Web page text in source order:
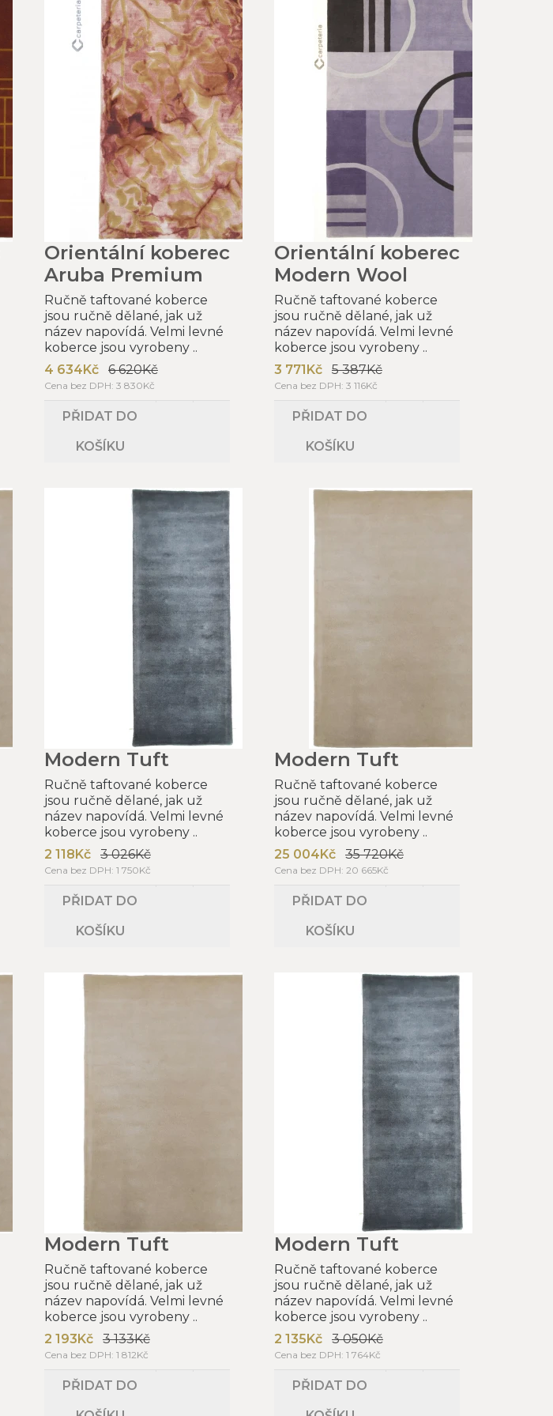
Orientální koberec
Aruba Premium
Ručně taftované koberce
jsou ručně dělané, jak už
název napovídá. Velmi levné
koberce jsou vyrobeny ..
4 634Kč
6 620Kč
Cena bez DPH: 3 830Kč
PŘIDAT DO
KOŠÍKU
Orientální koberec
Modern Wool
Ručně taftované koberce
jsou ručně dělané, jak už
název napovídá. Velmi levné
koberce jsou vyrobeny ..
3 771Kč
5 387Kč
Cena bez DPH: 3 116Kč
PŘIDAT DO
KOŠÍKU
Modern Tuft
Ručně taftované koberce
jsou ručně dělané, jak už
název napovídá. Velmi levné
koberce jsou vyrobeny ..
2 118Kč
3 026Kč
Cena bez DPH: 1 750Kč
PŘIDAT DO
KOŠÍKU
Modern Tuft
Ručně taftované koberce
jsou ručně dělané, jak už
název napovídá. Velmi levné
koberce jsou vyrobeny ..
25 004Kč
35 720Kč
Cena bez DPH: 20 665Kč
PŘIDAT DO
KOŠÍKU
Modern Tuft
Ručně taftované koberce
jsou ručně dělané, jak už
název napovídá. Velmi levné
koberce jsou vyrobeny ..
2 193Kč
3 133Kč
Cena bez DPH: 1 812Kč
PŘIDAT DO
Modern Tuft
Ručně taftované koberce
jsou ručně dělané, jak už
název napovídá. Velmi levné
koberce jsou vyrobeny ..
2 135Kč
3 050Kč
Cena bez DPH: 1 764Kč
PŘIDAT DO